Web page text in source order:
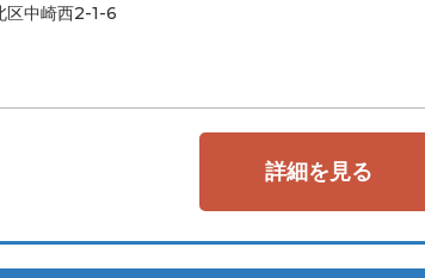
区中崎西2-1-6
詳細を見る